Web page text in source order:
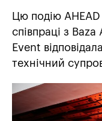
Цю подію AHEAD
співпраці з
Event
технічний